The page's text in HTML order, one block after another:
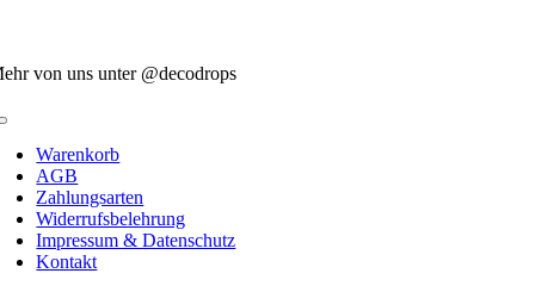
von uns unter @decodrops
Warenkorb
AGB
Zahlungsarten
Widerrufsbelehrung
Impressum & Datenschutz
Kontakt